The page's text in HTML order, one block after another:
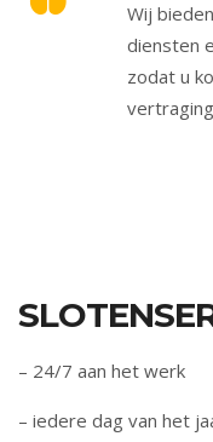
Wij
diensten
zodat u
– 24/7 aan het werk
– iedere dag van het